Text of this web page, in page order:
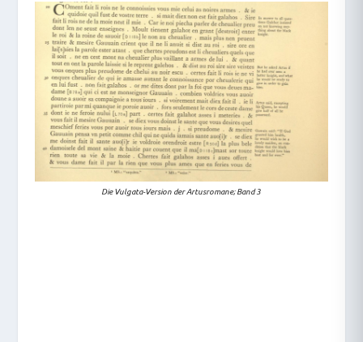
Die Vulgata-Version der Artusromane; Band 3